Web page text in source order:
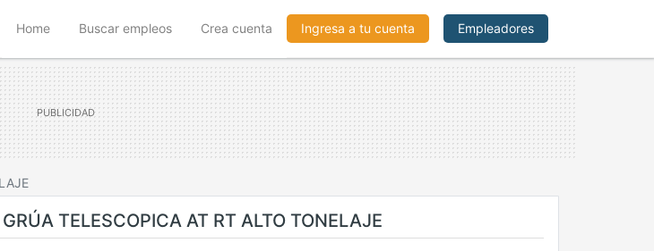
Home(current)Buscar empleos Crea cuenta Ingresa a tu cuenta Empleadores
TELESCOPICA AT RT ALTO TONELAJE